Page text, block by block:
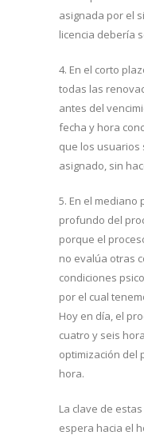
asignada por el
licencia debería
4. En el corto
todas las
antes del
fecha y hora
que los usuarios
asignado, sin
5. En el mediano
profundo del
porque el
no evalúa otras
condiciones
por el cual
Hoy en día, el
cuatro y seis
optimización del
hora.
La clave de
espera hacia el